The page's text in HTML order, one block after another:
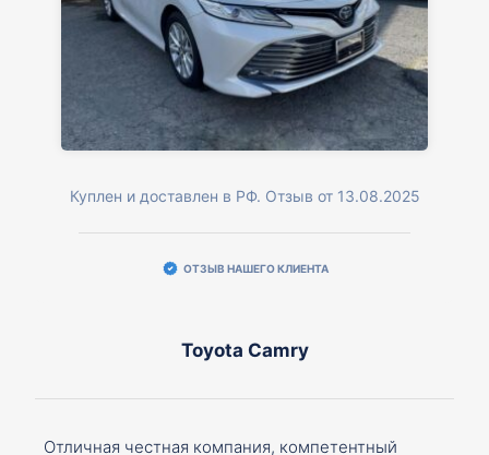
Куплен и доставлен в РФ. Отзыв от 13.08.2025
ОТЗЫВ НАШЕГО КЛИЕНТА
Toyota Camry
Отличная честная компания, компетентный